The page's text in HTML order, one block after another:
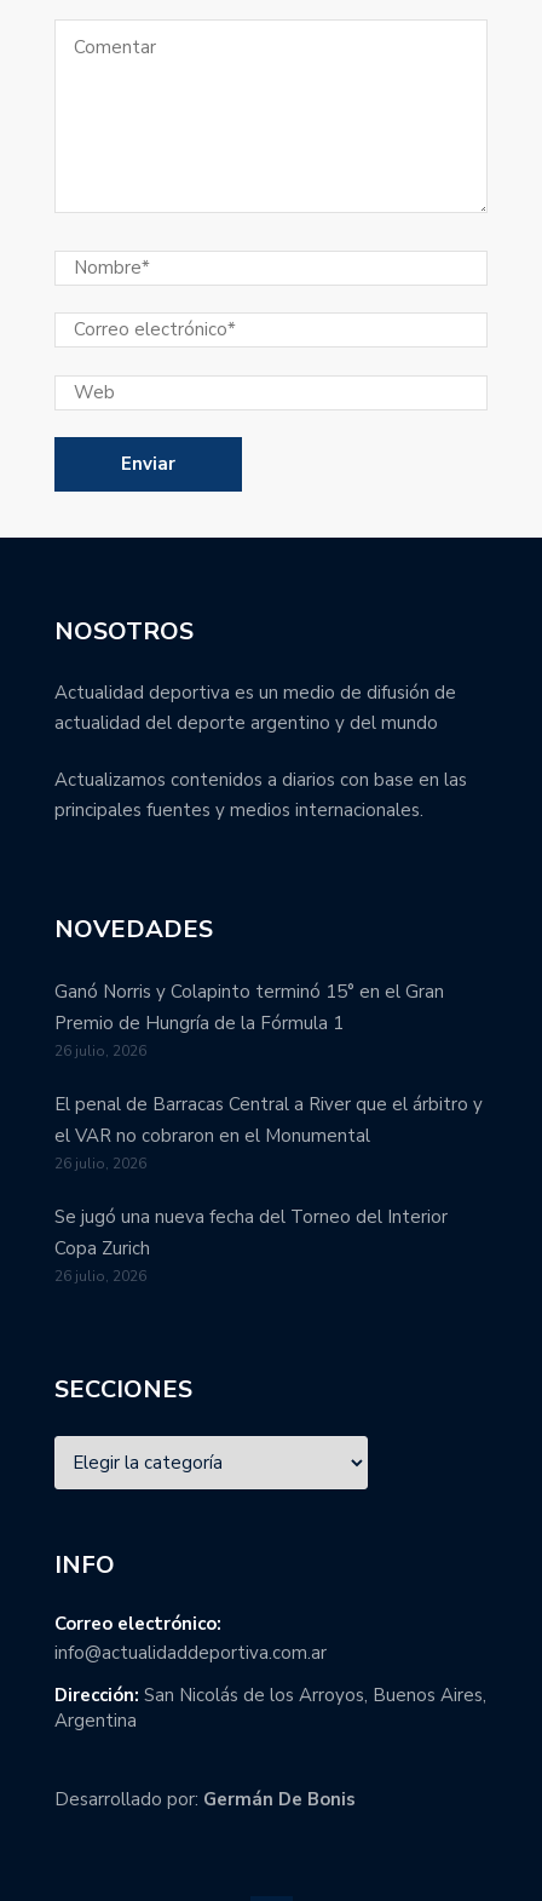
NOSOTROS
Actualidad deportiva es un medio de difusión de
actualidad del deporte argentino y del mundo
Actualizamos contenidos a diarios con base en las
principales fuentes y medios internacionales.
NOVEDADES
Ganó Norris y Colapinto terminó 15° en el Gran
Premio de Hungría de la Fórmula 1
26 julio, 2026
El penal de Barracas Central a River que el árbitro y
el VAR no cobraron en el Monumental
26 julio, 2026
Se jugó una nueva fecha del Torneo del Interior
Copa Zurich
26 julio, 2026
SECCIONES
INFO
Correo electrónico:
info@actualidaddeportiva.com.ar
Dirección: San Nicolás de los Arroyos, Buenos Aires,
Argentina
Desarrollado por: Germán De Bonis